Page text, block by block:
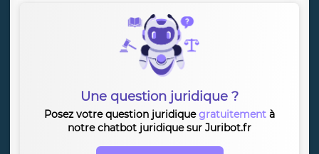
Une question juridique ?
Posez votre question juridiquegratuitement à
notre chatbot juridique sur Juribot.fr